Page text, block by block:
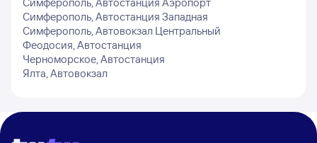
Симферополь, Автостанция Западная
Симферополь, Автовокзал Центральный
Феодосия, Автостанция
Черноморское, Автостанция
Ялта, Автовокзал